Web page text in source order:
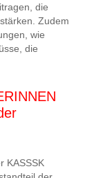
die
Zudem
wie
die
KASSSK